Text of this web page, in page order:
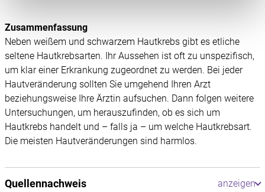
wir die Informationen weiter. Dies alles hilft uns, unsere
Website optimal zu gestalten und fortlaufend zu
verbessern. Für die Speicherung, den Abruf und die
Verarbeitung benötigen wir Ihre Einwilligung. Ihre
Einwilligung können Sie mit Wirkung für die Zukunft
widerrufen, indem Sie auf das runde Icon in der linken
unteren Ecke klicken. Weitere Informationen finden Sie in
unserer Datenschutzerklärung.
Zusammenfassung
Neben weißem und schwarzem Hautkrebs gibt es etliche
seltene Hautkrebsarten. Ihr Aussehen ist oft zu unspezifisch,
um klar einer Erkrankung zugeordnet zu werden. Bei jeder
Hautveränderung sollten Sie umgehend Ihren Arzt
beziehungsweise Ihre Ärztin aufsuchen. Dann folgen weitere
Untersuchungen, um herauszufinden, ob es sich um
Hautkrebs handelt und – falls ja – um welche Hautkrebsart.
Die meisten Hautveränderungen sind harmlos.
Quellennachweis